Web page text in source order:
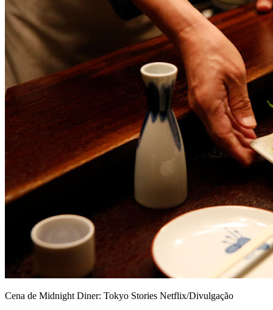
Cena de Midnight Diner: Tokyo Stories Netflix/Divulgação